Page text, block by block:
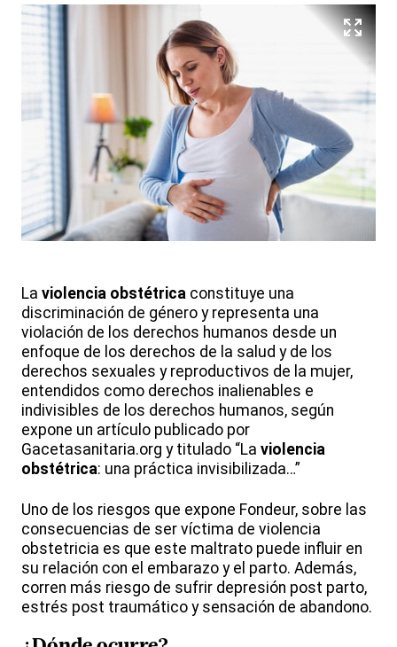
La violencia obstétrica constituye una
discriminación de género y representa una
violación de los derechos humanos desde un
enfoque de los derechos de la salud y de los
derechos sexuales y reproductivos de la mujer,
entendidos como derechos inalienables e
indivisibles de los derechos humanos, según
expone un artículo publicado por
Gacetasanitaria.org y titulado “La violencia
obstétrica: una práctica invisibilizada…”
Uno de los riesgos que expone Fondeur, sobre las
consecuencias de ser víctima de violencia
obstetricia es que este maltrato puede influir en
su relación con el embarazo y el parto. Además,
corren más riesgo de sufrir depresión post parto,
estrés post traumático y sensación de abandono.